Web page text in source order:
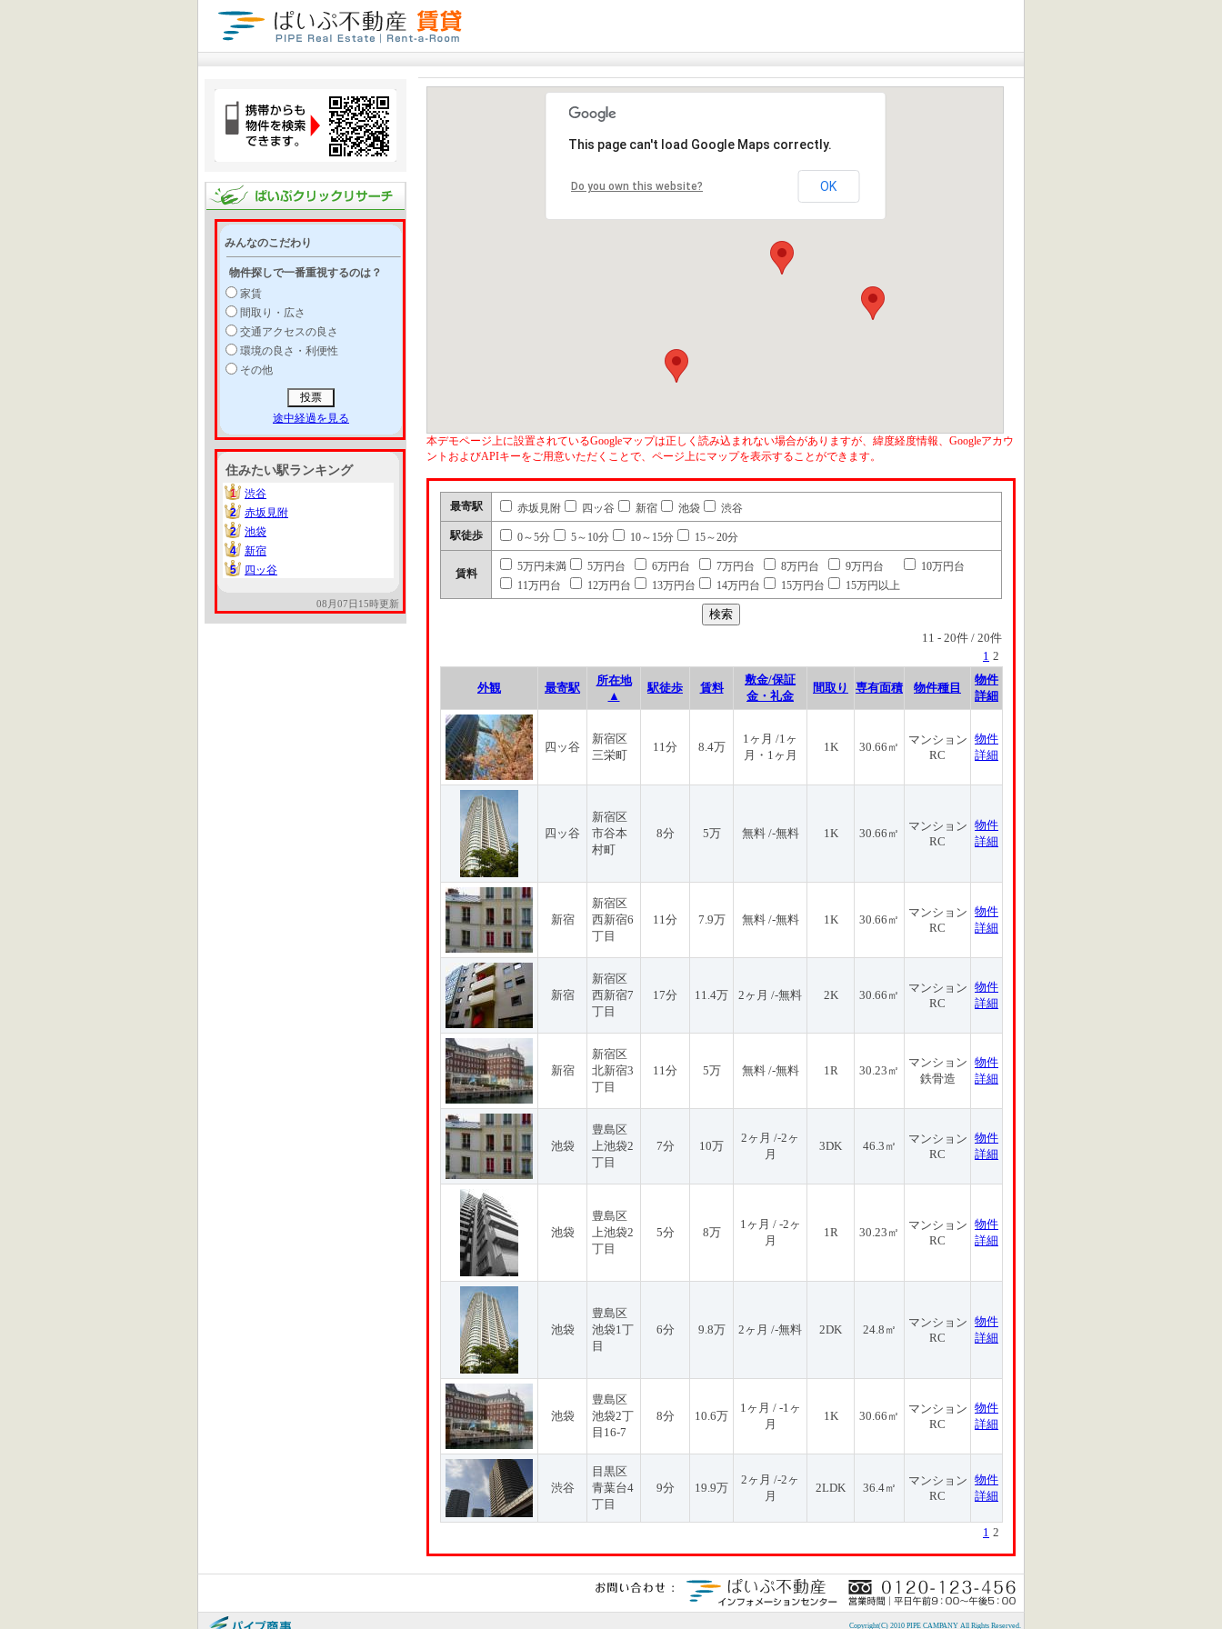
みんなのこだわり
物件探しで一番重視するのは？
家賃
間取り・広さ
交通アクセスの良さ
環境の良さ・利便性
その他
途中経過を見る
住みたい駅ランキング
1
1
渋谷
2
2
赤坂見附
2
2
池袋
4
4
新宿
5
5 四ッ谷
08月07日15時更新
This page can't load Google Maps correctly.
Do you own this website? OK
本デモページ上に設置されているGoogleマップは正しく読み込まれない場合がありますが、緯度経度情報、Googleアカウ
ントおよびAPIキーをご用意いただくことで、ページ上にマップを表示することができます。
最寄駅 赤坂見附 四ッ谷 新宿 池袋 渋谷
駅徒歩 0～5分 5～10分 10～15分 15～20分
賃料
5万円未満 5万円台 6万円台 7万円台 8万円台 9万円台
10万円台
11万円台
12万円台 13万円台 14万円台 15万円台 15万円以上
11 - 20件 / 20件
1 2
外観 最寄駅
所在地
▲
駅徒歩 賃料
敷金/保証
金・礼金
間取り 専有面積 物件種目
物件
詳細
四ッ谷
新宿区
三栄町
11分 8.4万
1ヶ月 /1ヶ
月・1ヶ月
1K 30.66㎡
マンション
RC
物件
詳細
四ッ谷
新宿区
市谷本
村町
8分 5万 無料 /-無料 1K 30.66㎡
マンション
RC
物件
詳細
新宿
新宿区
西新宿6
丁目
11分 7.9万 無料 /-無料 1K 30.66㎡
マンション
RC
物件
詳細
新宿
新宿区
西新宿7
丁目
17分 11.4万 2ヶ月 /-無料 2K 30.66㎡
マンション
RC
物件
詳細
新宿
新宿区
北新宿3
丁目
11分 5万 無料 /-無料 1R 30.23㎡
マンション
鉄骨造
物件
詳細
池袋
豊島区
上池袋2
丁目
7分 10万
2ヶ月 /-2ヶ
月
3DK 46.3㎡
マンション
RC
物件
詳細
池袋
豊島区
上池袋2
丁目
5分 8万
1ヶ月 / -2ヶ
月
1R 30.23㎡
マンション
RC
物件
詳細
池袋
豊島区
池袋1丁
目
6分 9.8万 2ヶ月 /-無料 2DK 24.8㎡
マンション
RC
物件
詳細
池袋
豊島区
池袋2丁
目16-7
8分 10.6万
1ヶ月 / -1ヶ
月
1K 30.66㎡
マンション
RC
物件
詳細
渋谷
目黒区
青葉台4
丁目
9分 19.9万
2ヶ月 /-2ヶ
月
2LDK 36.4㎡
マンション
RC
物件
詳細
1 2
Copyright(C) 2010 PIPE CAMPANY All Rights Reserved.